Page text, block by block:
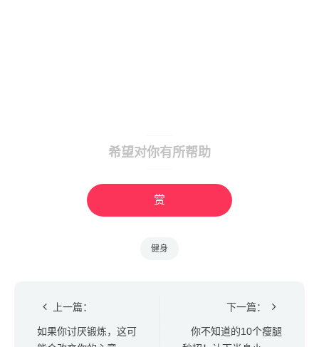
希望对你有所帮助
赏
健身
上一篇：
如果你讨厌锻炼，这可
下一篇：
你不知道的10个瘦腿